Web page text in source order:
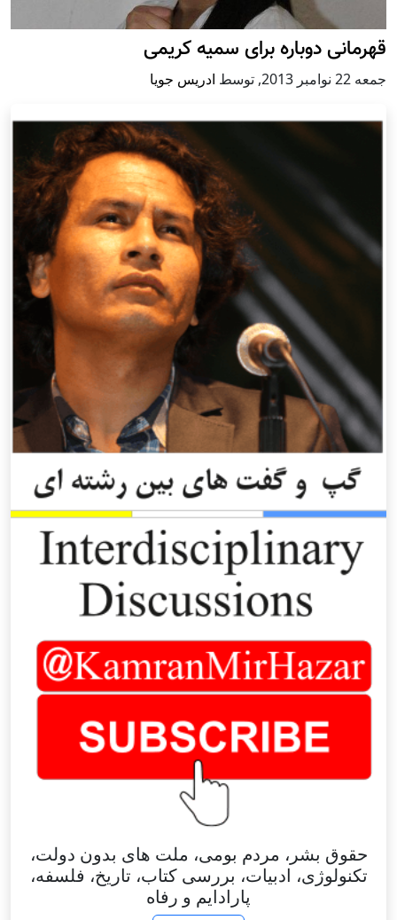
قهرمانى دوباره براى سميه كريمى
جمعه 22 نوامبر 2013 , توسط ادریس جویا
حقوق بشر، مردم بومی، ملت های بدون دولت،
تکنولوژی، ادبیات، بررسی کتاب، تاریخ، فلسفه،
پارادایم و رفاه